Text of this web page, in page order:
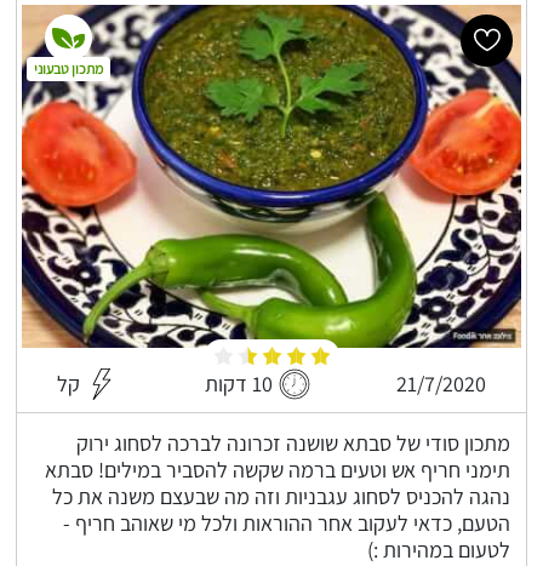
21/7/2020 10 דקות קל
מתכון סודי של סבתא שושנה זכרונה לברכה לסחוג ירוק
תימני חריף אש וטעים ברמה שקשה להסביר במילים! סבתא
נהגה להכניס לסחוג עגבניות וזה מה שבעצם משנה את כל
הטעם, כדאי לעקוב אחר ההוראות ולכל מי שאוהב חריף -
לטעום במהירות :)
מתכון טבעוני